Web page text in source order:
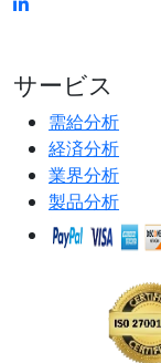
サービス
需給分析
経済分析
業界分析
製品分析